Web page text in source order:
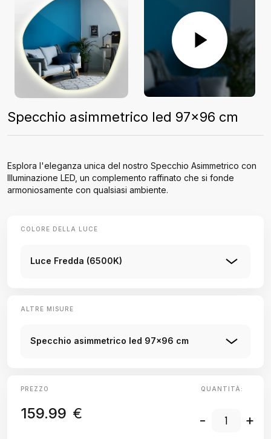
Specchio asimmetrico led 97x96 cm
Esplora l'eleganza unica del nostro Specchio Asimmetrico con
Illuminazione LED, un complemento raffinato che si fonde
armoniosamente con qualsiasi ambiente.
COLORE DELLA LUCE
Luce Fredda (6500K)
ALTRE MISURE
Specchio asimmetrico led 97x96 cm
PREZZO
159.99 €
QUANTITÀ:
- +